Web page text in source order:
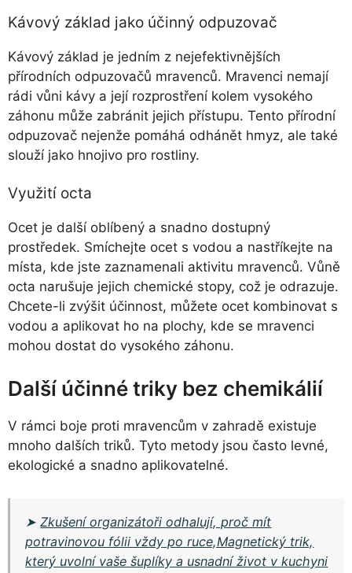
Kávový základ jako účinný odpuzovač
Kávový základ je jedním z nejefektivnějších
přírodních odpuzovačů mravenců. Mravenci nemají
rádi vůni kávy a její rozprostření kolem vysokého
záhonu může zabránit jejich přístupu. Tento přírodní
odpuzovač nejenže pomáhá odhánět hmyz, ale také
slouží jako hnojivo pro rostliny.
Využití octa
Ocet je další oblíbený a snadno dostupný
prostředek. Smíchejte ocet s vodou a nastříkejte na
místa, kde jste zaznamenali aktivitu mravenců. Vůně
octa narušuje jejich chemické stopy, což je odrazuje.
Chcete-li zvýšit účinnost, můžete ocet kombinovat s
vodou a aplikovat ho na plochy, kde se mravenci
mohou dostat do vysokého záhonu.
Další účinné triky bez chemikálií
V rámci boje proti mravencům v zahradě existuje
mnoho dalších triků. Tyto metody jsou často levné,
ekologické a snadno aplikovatelné.
➤Zkušení organizátoři odhalují, proč mít
potravinovou fólii vždy po ruce,Magnetický trik,
který uvolní vaše šuplíky a usnadní život v kuchyni